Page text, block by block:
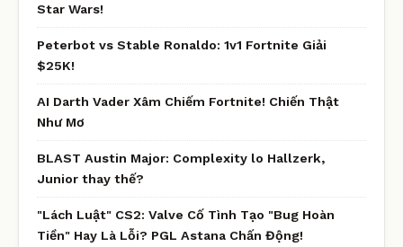
Star Wars!
Peterbot vs Stable Ronaldo: 1v1 Fortnite Giải
$25K!
AI Darth Vader Xâm Chiếm Fortnite! Chiến Thật
Như Mơ
BLAST Austin Major: Complexity lo Hallzerk,
Junior thay thế?
"Lách Luật" CS2: Valve Cố Tình Tạo "Bug Hoàn
Tiền" Hay Là Lỗi? PGL Astana Chấn Động!